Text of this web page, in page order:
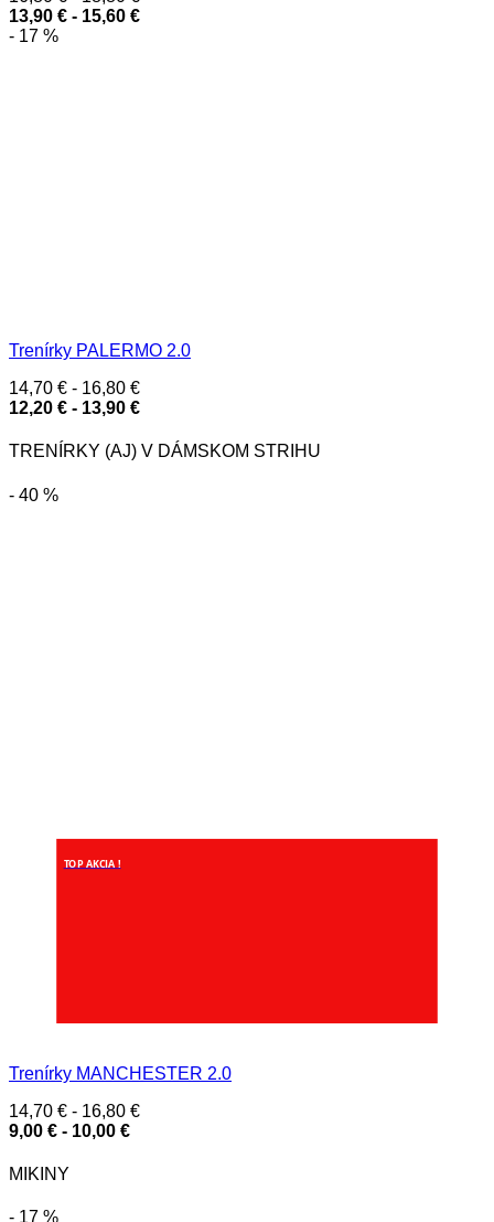
13,90 € - 15,60 €
- 17 %
Trenírky PALERMO 2.0
14,70 € - 16,80 €
12,20 € - 13,90 €
TRENÍRKY (AJ) V DÁMSKOM STRIHU
- 40 %
TOP AKCIA !
Trenírky MANCHESTER 2.0
14,70 € - 16,80 €
9,00 € - 10,00 €
MIKINY
- 17 %